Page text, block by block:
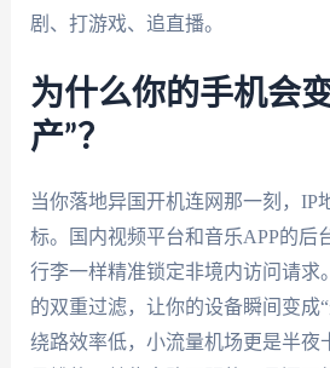
剧、打游戏、追直播。
为什么你的手机会
产”？
当你落地异国开机连网那一刻，IP
标。国内视频平台和音乐APP的后
行李一样精准锁定非境内访问请求
的双重过滤，让你的设备瞬间变成
绕路效率低，小流量机场更是半